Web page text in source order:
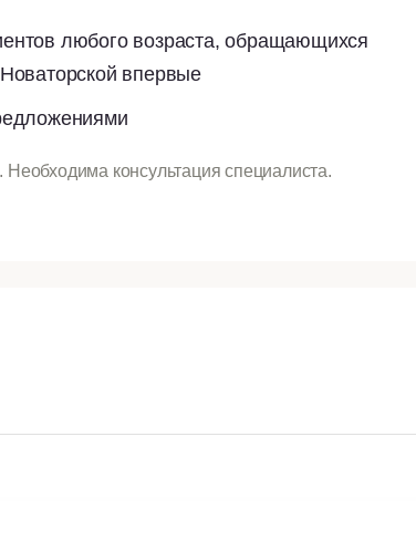
любого возраста, обращающихся
впервые
консультация специалиста.